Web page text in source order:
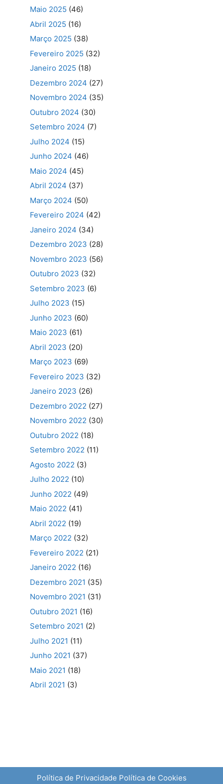
Maio 2025 (46)
Abril 2025 (16)
Março 2025 (38)
Fevereiro 2025 (32)
Janeiro 2025 (18)
Dezembro 2024 (27)
Novembro 2024 (35)
Outubro 2024 (30)
Setembro 2024 (7)
Julho 2024 (15)
Junho 2024 (46)
Maio 2024 (45)
Abril 2024 (37)
Março 2024 (50)
Fevereiro 2024 (42)
Janeiro 2024 (34)
Dezembro 2023 (28)
Novembro 2023 (56)
Outubro 2023 (32)
Setembro 2023 (6)
Julho 2023 (15)
Junho 2023 (60)
Maio 2023 (61)
Abril 2023 (20)
Março 2023 (69)
Fevereiro 2023 (32)
Janeiro 2023 (26)
Dezembro 2022 (27)
Novembro 2022 (30)
Outubro 2022 (18)
Setembro 2022 (11)
Agosto 2022 (3)
Julho 2022 (10)
Junho 2022 (49)
Maio 2022 (41)
Abril 2022 (19)
Março 2022 (32)
Fevereiro 2022 (21)
Janeiro 2022 (16)
Dezembro 2021 (35)
Novembro 2021 (31)
Outubro 2021 (16)
Setembro 2021 (2)
Julho 2021 (11)
Junho 2021 (37)
Maio 2021 (18)
Abril 2021 (3)
Política de Privacidade Política de Cookies